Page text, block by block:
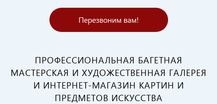
Перезвоним вам!
ПРОФЕССИОНАЛЬНАЯ БАГЕТНАЯ
МАСТЕРСКАЯ И ХУДОЖЕСТВЕННАЯ ГАЛЕРЕЯ
И ИНТЕРНЕТ-МАГАЗИН КАРТИН И
ПРЕДМЕТОВ ИСКУССТВА